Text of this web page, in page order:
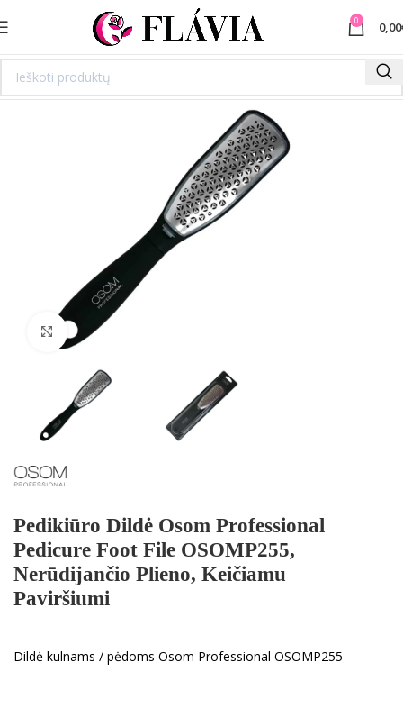
0 0,00
Spustelėkite norėdami padidinti
Pedikiūro Dildė Osom Professional
Pedicure Foot File OSOMP255,
Nerūdijančio Plieno, Keičiamu
Paviršiumi
Dildė kulnams / pėdoms Osom Professional OSOMP255